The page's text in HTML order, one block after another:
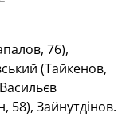
76),
(Тайкенов,
58), Зайнутдінов.